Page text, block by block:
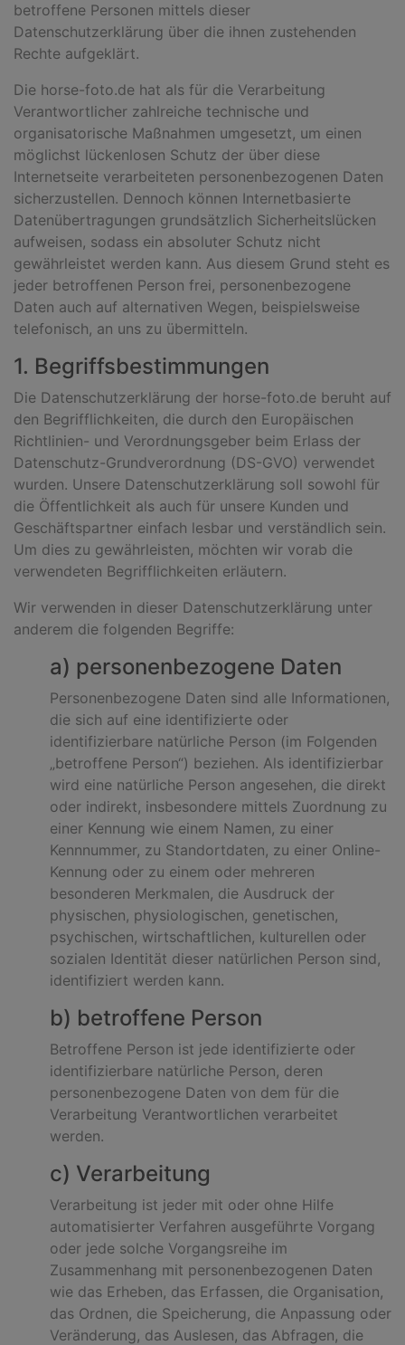
betroffene Personen mittels dieser
Datenschutzerklärung über die ihnen zustehenden
Rechte aufgeklärt.
Die horse-foto.de hat als für die Verarbeitung
Verantwortlicher zahlreiche technische und
organisatorische Maßnahmen umgesetzt, um einen
möglichst lückenlosen Schutz der über diese
Internetseite verarbeiteten personenbezogenen Daten
sicherzustellen. Dennoch können Internetbasierte
Datenübertragungen grundsätzlich Sicherheitslücken
aufweisen, sodass ein absoluter Schutz nicht
gewährleistet werden kann. Aus diesem Grund steht es
jeder betroffenen Person frei, personenbezogene
Daten auch auf alternativen Wegen, beispielsweise
telefonisch, an uns zu übermitteln.
1. Begriffsbestimmungen
Die Datenschutzerklärung der horse-foto.de beruht auf
den Begrifflichkeiten, die durch den Europäischen
Richtlinien- und Verordnungsgeber beim Erlass der
Datenschutz-Grundverordnung (DS-GVO) verwendet
wurden. Unsere Datenschutzerklärung soll sowohl für
die Öffentlichkeit als auch für unsere Kunden und
Geschäftspartner einfach lesbar und verständlich sein.
Um dies zu gewährleisten, möchten wir vorab die
verwendeten Begrifflichkeiten erläutern.
Wir verwenden in dieser Datenschutzerklärung unter
anderem die folgenden Begriffe:
a) personenbezogene Daten
Personenbezogene Daten sind alle Informationen,
die sich auf eine identifizierte oder
identifizierbare natürliche Person (im Folgenden
„betroffene Person“) beziehen. Als identifizierbar
wird eine natürliche Person angesehen, die direkt
oder indirekt, insbesondere mittels Zuordnung zu
einer Kennung wie einem Namen, zu einer
Kennnummer, zu Standortdaten, zu einer Online-
Kennung oder zu einem oder mehreren
besonderen Merkmalen, die Ausdruck der
physischen, physiologischen, genetischen,
psychischen, wirtschaftlichen, kulturellen oder
sozialen Identität dieser natürlichen Person sind,
identifiziert werden kann.
b) betroffene Person
Betroffene Person ist jede identifizierte oder
identifizierbare natürliche Person, deren
personenbezogene Daten von dem für die
Verarbeitung Verantwortlichen verarbeitet
werden.
c) Verarbeitung
Verarbeitung ist jeder mit oder ohne Hilfe
automatisierter Verfahren ausgeführte Vorgang
oder jede solche Vorgangsreihe im
Zusammenhang mit personenbezogenen Daten
wie das Erheben, das Erfassen, die Organisation,
das Ordnen, die Speicherung, die Anpassung oder
Veränderung, das Auslesen, das Abfragen, die